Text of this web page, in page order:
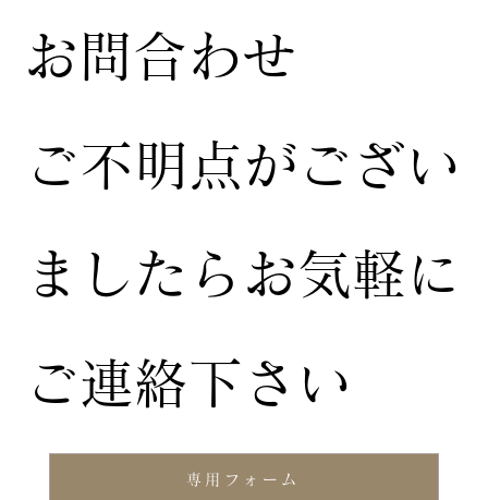
専用フォーム
お問合わせ
ご不明点がござい
ましたらお気軽に
ご連絡下さい